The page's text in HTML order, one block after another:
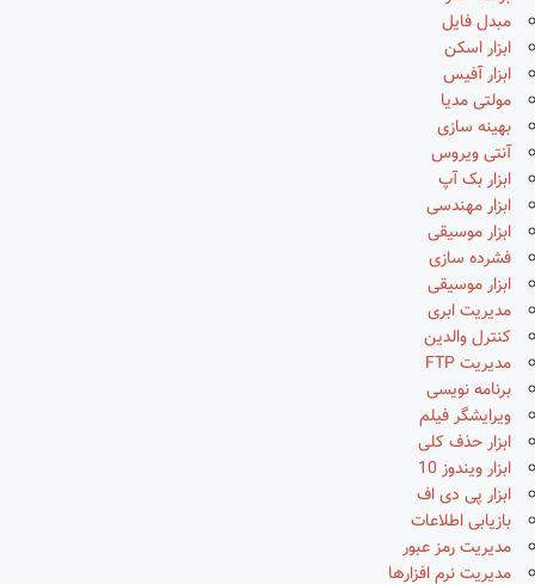
مبدل فایل
ابزار اسکن
ابزار آفیس
مولتی مدیا
بهینه سازی
آنتی ویروس
ابزار بک آپ
ابزار مهندسی
ابزار موسیقی
فشرده سازی
ابزار موسیقی
مدیریت ابری
کنترل والدین
مدیریت FTP
برنامه نویسی
ویرایشگر فیلم
ابزار حذف کلی
ابزار ویندوز 10
ابزار پی دی اف
بازیابی اطلاعات
مدیریت رمز عبور
مدیریت نرم افزارها